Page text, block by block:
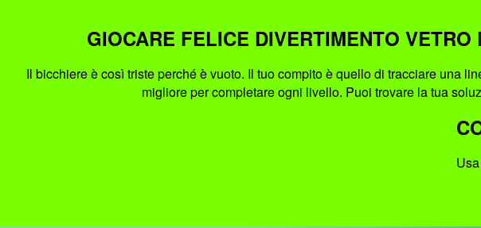
GIOCARE FELICE DIVERTIMENTO
Il bicchiere è così triste perché è vuoto. Il tuo compito è quello di tracciare una
migliore per completare ogni livello. Puoi trovare la tua